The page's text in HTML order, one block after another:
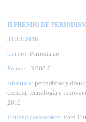
II PREMIO DE
31:12:2016
Género: Periodismo
Premio: 3.000 €
Abierto a: periodistas y
ciencia, tecnología e
2016
Entidad convocante: Foro